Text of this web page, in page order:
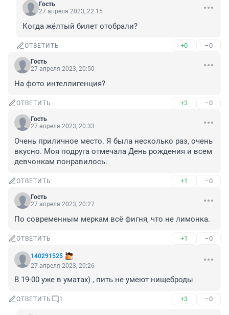
Гость
27 апреля 2023, 22:15
Когда жёлтый билет отобрали?
ОТВЕТИТЬ +0 –0
Гость
27 апреля 2023, 20:50
На фото интеллигенция?
ОТВЕТИТЬ +3 –0
Гость
27 апреля 2023, 20:33
Очень приличное место. Я была несколько раз, очень
вкусно. Моя подруга отмечала День рождения и всем
девчонкам понравилось.
ОТВЕТИТЬ +1 –0
Гость
27 апреля 2023, 20:27
По современным меркам всё фигня, что не лимонка.
ОТВЕТИТЬ +1 –0
140291525
27 апреля 2023, 20:26
В 19-00 уже в уматах) , пить не умеют нищеброды
ОТВЕТИТЬ 1 +3 –0